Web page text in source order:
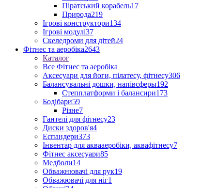
Піратський корабель17
Природа219
Ігрові конструктори134
Ігрові модулі37
Скеледроми для дітей24
Фітнес та аеробіка2643
Каталог
Все Фітнес та аеробіка
Аксесуари для йоги, пілатесу, фітнесу306
Балансувальні дошки, напівсферы192
Степплатформи і балансири173
Бодібари59
Різне7
Гантелі для фітнесу23
Диски здоров'я4
Еспандери373
Інвентар для аквааеробіки, аквафітнесу7
Фітнес аксесуари85
Медболи14
Обважнювачі для рук19
Обважювачі для ніг1